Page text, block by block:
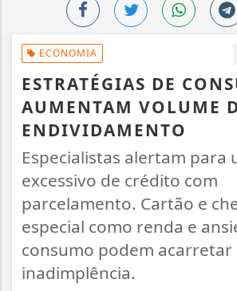
ECONOMIA
ESTRATÉGIAS DE
AUMENTAM VOLUME
ENDIVIDAMENTO
Especialistas alertam para
excessivo de crédito com
parcelamento. Cartão e
especial como renda e
consumo podem acarretar
inadimplência.